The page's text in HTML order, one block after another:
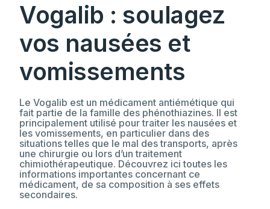
Vogalib : soulagez
vos nausées et
vomissements
Le Vogalib est un médicament antiémétique qui
fait partie de la famille des phénothiazines. Il est
principalement utilisé pour traiter les nausées et
les vomissements, en particulier dans des
situations telles que le mal des transports, après
une chirurgie ou lors d’un traitement
chimiothérapeutique. Découvrez ici toutes les
informations importantes concernant ce
médicament, de sa composition à ses effets
secondaires.